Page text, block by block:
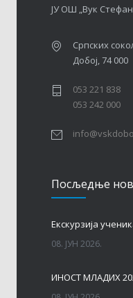
ЈУ ОШ „Вук
Српских
Добој, 74 000
053 221 838
053 242 000
Посљедњe
Eкскурзија
08. ЈУН 2026.
ИНОСТ МЛАДИХ